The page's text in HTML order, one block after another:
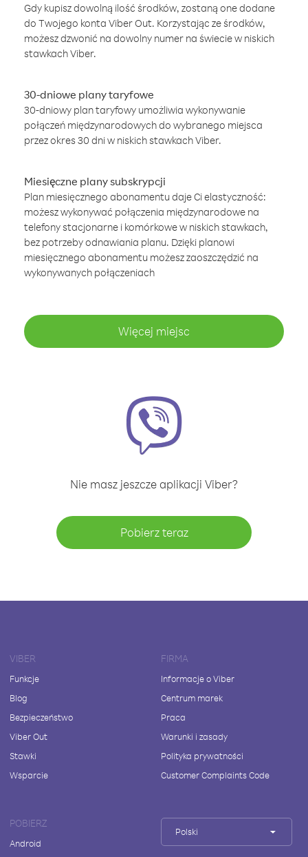
Gdy kupisz dowolną ilość środków, zostaną one dodane
do Twojego konta Viber Out. Korzystając ze środków,
możesz dzwonić na dowolny numer na świecie w niskich
stawkach Viber.
30-dniowe plany taryfowe
30-dniowy plan taryfowy umożliwia wykonywanie
połączeń międzynarodowych do wybranego miejsca
przez okres 30 dni w niskich stawkach Viber.
Miesięczne plany subskrypcji
Plan miesięcznego abonamentu daje Ci elastyczność:
możesz wykonywać połączenia międzynarodowe na
telefony stacjonarne i komórkowe w niskich stawkach,
bez potrzeby odnawiania planu. Dzięki planowi
miesięcznego abonamentu możesz zaoszczędzić na
wykonywanych połączeniach
Więcej miejsc
Nie masz jeszcze aplikacji Viber?
Pobierz teraz
VIBER
Funkcje
Blog
Bezpieczeństwo
Viber Out
Stawki
Wsparcie
FIRMA
Informacje o Viber
Centrum marek
Praca
Warunki i zasady
Polityka prywatności
Customer Complaints Code
POBIERZ
Android
Polski